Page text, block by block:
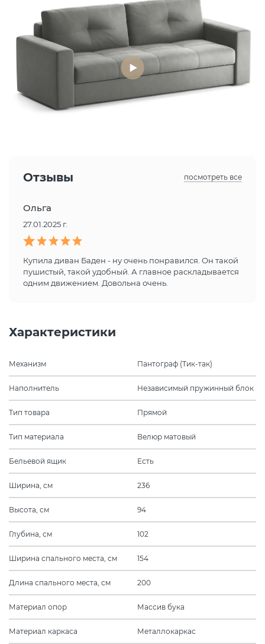
Отзывы посмотреть все
Ольга
27.01.2025 г.
Купила диван Баден - ну очень понравился. Он такой
пушистый, такой удобный. А главное раскладывается
одним движением. Довольна очень.
Характеристики
Механизм Пантограф (Тик-так)
Наполнитель Независимый пружинный блок
Тип товара Прямой
Тип материала Велюр матовый
Бельевой ящик Есть
Ширина, см 236
Высота, см 94
Глубина, см 102
Ширина спального места, см 154
Длина спального места, см 200
Материал опор Массив бука
Материал каркаса Металлокаркас